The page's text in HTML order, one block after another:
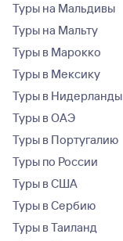
Туры на Мальдивы
Туры на Мальту
Туры в Марокко
Туры в Мексику
Туры в Нидерланды
Туры в ОАЭ
Туры в Португалию
Туры по России
Туры в США
Туры в Сербию
Туры в Таиланд